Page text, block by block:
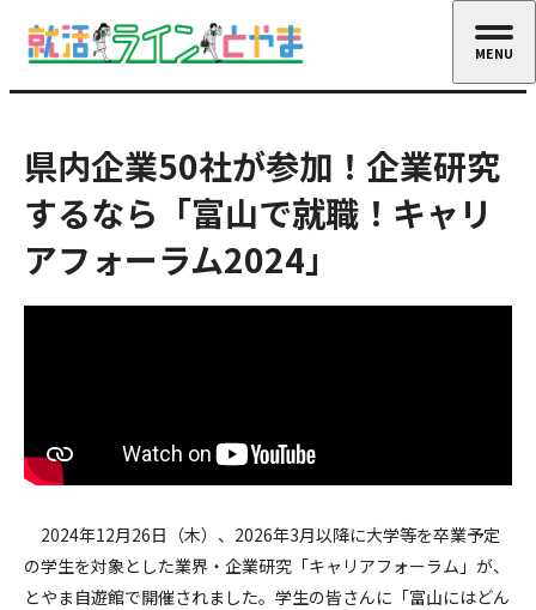
県内企業50社が参加！企業研究
するなら「富山で就職！キャリ
アフォーラム2024」
2024年12月26日（木）、2026年3月以降に大学等を卒業予定
の学生を対象とした業界・企業研究「キャリアフォーラム」が、
とやま自遊館で開催されました。学生の皆さんに「富山にはどん
MENU